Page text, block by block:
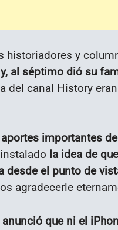
historiadores y
al séptimo dió su
del canal History
importantes
la idea de
desde el punto de
agradecerle
anunció que ni el